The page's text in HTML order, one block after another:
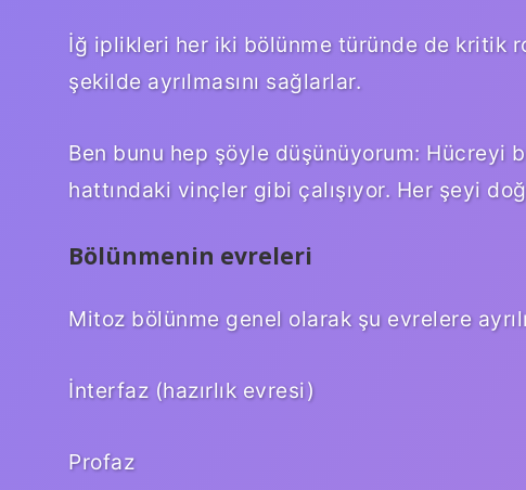
İğ iplikleri her iki bölünme türünde de kritik
şekilde ayrılmasını sağlarlar.
Ben bunu hep şöyle düşünüyorum:
hattındaki vinçler gibi çalışıyor. Her şeyi
Bölünmenin evreleri
Mitoz bölünme genel olarak şu evrelere
İnterfaz (hazırlık evresi)
Profaz